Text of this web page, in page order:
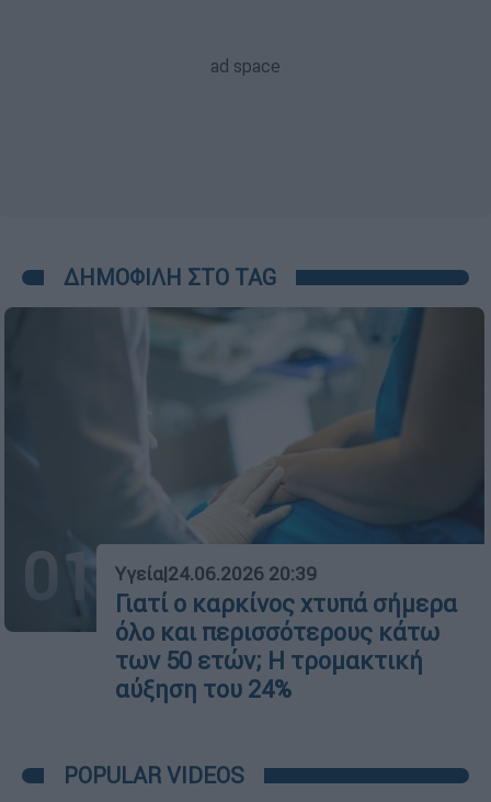
ΔΗΜΟΦΙΛΗ ΣΤΟ TAG
01 Υγεία|24.06.2026 20:39
Γιατί ο καρκίνος χτυπά σήμερα
όλο και περισσότερους κάτω
των 50 ετών; Η τρομακτική
αύξηση του 24%
POPULAR VIDEOS